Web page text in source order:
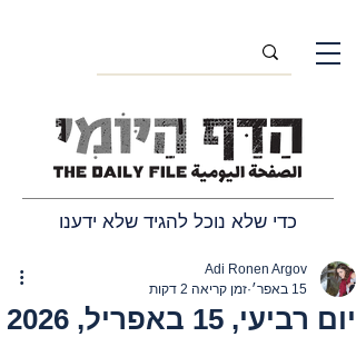
כדי שלא נוכל להגיד שלא ידענו
יום רביעי, 15 באפריל, 2026
Adi Ronen Argov
15 באפר׳
זמן קריאה 2 דקות